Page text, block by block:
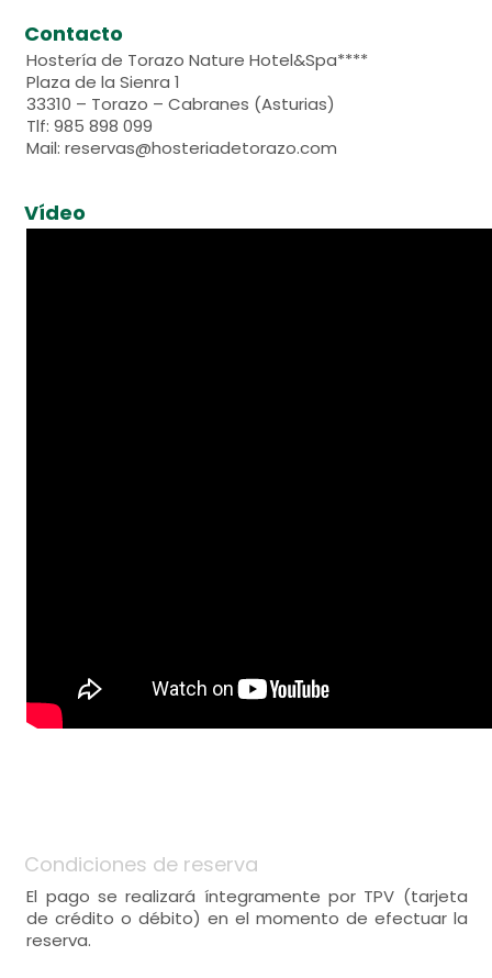
Contacto
Hostería de Torazo Nature Hotel&Spa****
Plaza de la Sienra 1
33310 – Torazo – Cabranes (Asturias)
Tlf: 985 898 099
Mail: reservas@hosteriadetorazo.com
Vídeo
Condiciones de reserva
El pago se realizará íntegramente por TPV (tarjeta
de crédito o débito) en el momento de efectuar la
reserva.